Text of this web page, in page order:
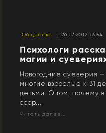
Общество | 26.12.2012 13:54
Психологи
магии и
Новогодние суеверия —
многие взрослые к 31
детьми. О том, почему в
ссор...
Читать далее...